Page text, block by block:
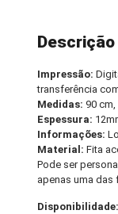
Impressão:
transferência
Medidas: 90 cm,
Espessura:
Informações:
Material: Fita
Pode ser
apenas uma das